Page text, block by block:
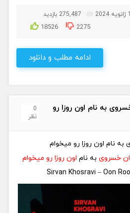
275,487 بازدید
18526 2275
ادامه مطلب و دانلود
به نام اون روزا رو
0
نظر
نام اون روزا رو میخوام
خسروی به نام اون روزا رو میخوام
Sirvan Khosravi – Oon